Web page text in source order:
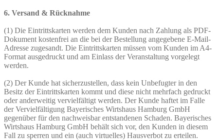
6. Versand & Rücknahme
(1) Die Eintrittskarten werden dem Kunden nach Zahlung als PDF-
Dokument kostenfrei an die bei der Bestellung angegebene E-Mail-
Adresse zugesandt. Die Eintrittskarten müssen vom Kunden im A4-
Format ausgedruckt und am Einlass der Veranstaltung vorgelegt
werden.
(2) Der Kunde hat sicherzustellen, dass kein Unbefugter in den
Besitz der Eintrittskarten kommt und diese nicht mehrfach gedruckt
oder anderweitig vervielfältigt werden. Der Kunde haftet im Falle
der Vervielfältigung Bayerisches Wirtshaus Hamburg GmbH
gegenüber für den nachweisbar entstandenen Schaden. Bayerisches
Wirtshaus Hamburg GmbH behält sich vor, den Kunden in diesem
Fall zu sperren und ein (auch virtuelles) Hausverbot zu erteilen.